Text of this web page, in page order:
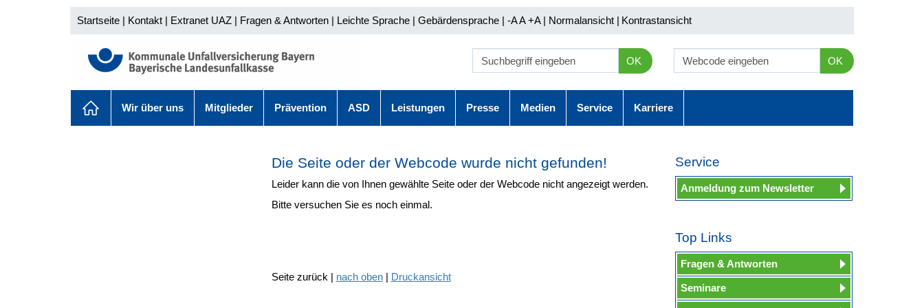
Startseite | Kontakt | Extranet UAZ | Fragen & Antworten | Leichte Sprache | Gebärdensprache | -A A+A | Normalansicht | Kontrastansicht
OK OK
Wir über uns Mitglieder Prävention ASD Leistungen Presse Medien Service Karriere
Die Seite oder der Webcode wurde nicht gefunden!
Leider kann die von Ihnen gewählte Seite oder der Webcode nicht angezeigt werden.
Bitte versuchen Sie es noch einmal.
Seite zurück | nach oben| Druckansicht
Service
Anmeldung zum Newsletter
Top Links
Fragen & Antworten
Seminare